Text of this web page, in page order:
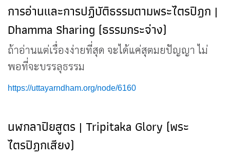
การอ่านและการปฏิบัติธรรมตามพระไตรปิฎก |
Dhamma Sharing (ธรรมกระจ่าง)
ถ้าอ่านแต่เรื่องง่ายที่สุด จะได้แค่สุตมยปัญญา ไม่
พอที่จะบรรลุธรรม
https://uttayarndham.org/node/6160
นฬกลาปิยสูตร | Tripitaka Glory (พระ
ไตรปิฎกเสียง)